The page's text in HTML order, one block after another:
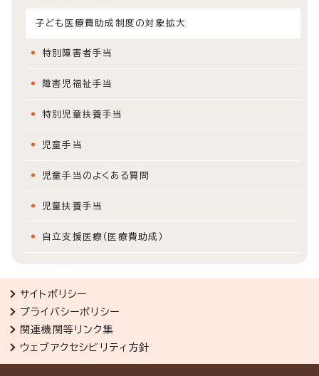
子ども医療費助成制度の対象拡大
特別障害者手当
障害児福祉手当
特別児童扶養手当
児童手当
児童手当のよくある質問
児童扶養手当
自立支援医療（医療費助成）
サイトポリシー
プライバシーポリシー
関連機関等リンク集
ウェブアクセシビリティ方針